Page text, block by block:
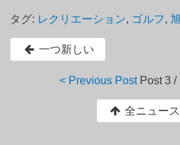
タグ: レクリエーション, ゴルフ,
一つ新しい
< Previous Post Post3 /
全ニュー